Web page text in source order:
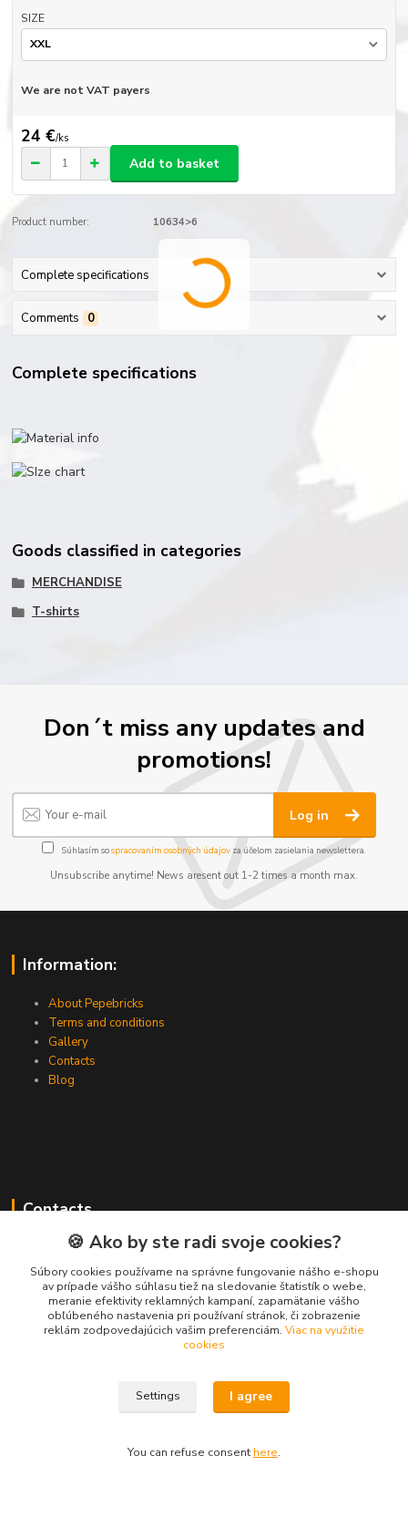
SIZE
We are not VAT payers
24 €/ks
Add to basket
Product number: 10634>6
Complete specifications
Comments 0
Complete specifications
Goods classified in categories
MERCHANDISE
T-shirts
Don´t miss any updates and
promotions!
Log in
Súhlasím sospracovaním osobných údajov za účelom zasielania newslettera.
Unsubscribe anytime! News aresent out 1-2 times a month max.
Information:
About Pepebricks
Terms and conditions
Gallery
Contacts
Blog
Contacts
PEPE Bricks - custom LEGO prints
PEPE
+421 915 709 534
skifi.space@gmail.com
🍪 Ako by ste radi svoje cookies?
Súbory cookies používame na správne fungovanie nášho e-shopu
av prípade vášho súhlasu tiež na sledovanie štatistík o webe,
meranie efektivity reklamných kampaní, zapamätanie vášho
obľúbeného nastavenia pri používaní stránok, či zobrazenie
reklám zodpovedajúcich vašim preferenciám. Viac na využitie
cookies
Settings I agree
You can refuse consent here.